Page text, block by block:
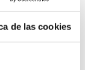
de las cookies
la